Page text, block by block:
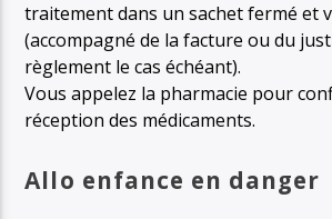
traitement dans un sachet fermé et
(accompagné de la facture ou du
règlement le cas échéant).
Vous appelez la pharmacie pour
réception des médicaments.
Allo enfance en danger